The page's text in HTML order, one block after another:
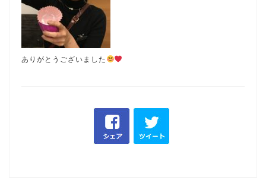
ありがとうございました